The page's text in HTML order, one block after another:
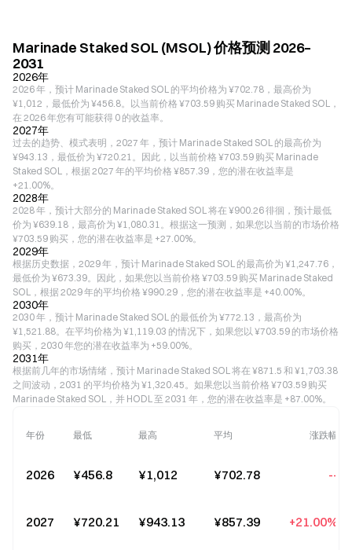
Marinade Staked SOL (MSOL) 价格预测 2026–
2031
2026年
2026 年，预计 Marinade Staked SOL 的平均价格为 ¥702.78，最高价为
¥1,012，最低价为 ¥456.8。以当前价格 ¥703.59 购买 Marinade Staked SOL，
在 2026 年您有可能获得 0 的收益率。
2027年
过去的趋势、模式表明，2027 年，预计 Marinade Staked SOL 的最高价为
¥943.13，最低价为 ¥720.21。因此，以当前价格 ¥703.59 购买 Marinade
Staked SOL，根据 2027 年的平均价格 ¥857.39，您的潜在收益率是
+21.00%。
2028年
2028 年，预计大部分的 Marinade Staked SOL 将在 ¥900.26 徘徊，预计最低
价为 ¥639.18，最高价为 ¥1,080.31。根据这一预测，如果您以当前的市场价格
¥703.59 购买，您的潜在收益率是 +27.00%。
2029年
根据历史数据，2029 年，预计 Marinade Staked SOL 的最高价为 ¥1,247.76，
最低价为 ¥673.39。因此，如果您以当前价格 ¥703.59 购买 Marinade Staked
SOL，根据 2029 年的平均价格 ¥990.29，您的潜在收益率是 +40.00%。
2030年
2030 年，预计 Marinade Staked SOL 的最低价为 ¥772.13，最高价为
¥1,521.88。在平均价格为 ¥1,119.03 的情况下，如果您以 ¥703.59 的市场价格
购买，2030 年您的潜在收益率为 +59.00%。
2031年
根据前几年的市场情绪，预计 Marinade Staked SOL 将在 ¥871.5 和 ¥1,703.38
之间波动，2031 的平均价格为 ¥1,320.45。如果您以当前价格 ¥703.59 购买
Marinade Staked SOL，并 HODL 至 2031 年，您的潜在收益率是 +87.00%。
年份 最低 最高 平均 涨跌幅
2026 ¥456.8 ¥1,012 ¥702.78 --
2027 ¥720.21 ¥943.13 ¥857.39 +21.00%